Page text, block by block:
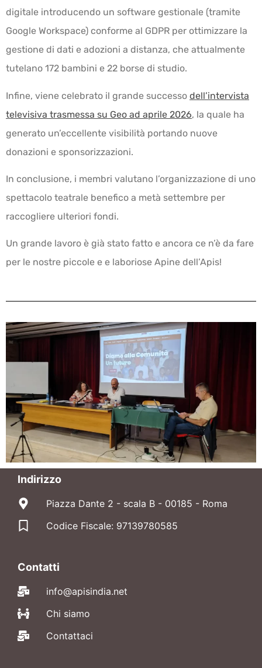
digitale introducendo un software gestionale (tramite
Google Workspace) conforme al GDPR per ottimizzare la
gestione di dati e adozioni a distanza, che attualmente
tutelano 172 bambini e 22 borse di studio.
Infine, viene celebrato il grande successo dell’intervista
televisiva trasmessa su Geo ad aprile 2026, la quale ha
generato un’eccellente visibilità portando nuove
donazioni e sponsorizzazioni.
In conclusione, i membri valutano l’organizzazione di uno
spettacolo teatrale benefico a metà settembre per
raccogliere ulteriori fondi.
Un grande lavoro è già stato fatto e ancora ce n’è da fare
per le nostre piccole e e laboriose Apine dell’Apis!
Indirizzo
Piazza Dante 2 - scala B - 00185 - Roma
Codice Fiscale: 97139780585
Contatti
info@apisindia.net
Chi siamo
Contattaci